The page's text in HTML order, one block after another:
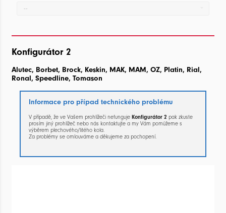
--
Konfigurátor 2
Alutec, Borbet, Brock, Keskin, MAK, MAM, OZ, Platin, Rial,
Ronal, Speedline, Tomason
Informace pro případ technického problému
V případě, že ve Vašem prohlížeči nefunguje Konfigurátor 2 pak zkuste
prosím jiný prohlížeč nebo nás kontaktujte a my Vám pomůžeme s
výběrem plechového/litého kola.
Za problémy se omlouváme a děkujeme za pochopení.